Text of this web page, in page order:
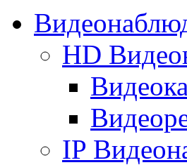
HD
IP